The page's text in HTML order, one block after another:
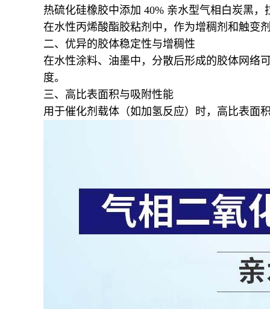
热硫化硅橡胶中添加 40% 亲水型气相白炭黑
在水性丙烯酸酯胶粘剂中，作为增稠剂和触变
二、优异的胶体稳定性与增稠性
在水性涂料、油墨中，分散后形成的胶体网络
度。
三、高比表面积与吸附性能
用于催化剂载体（如加氢反应）时，高比表面